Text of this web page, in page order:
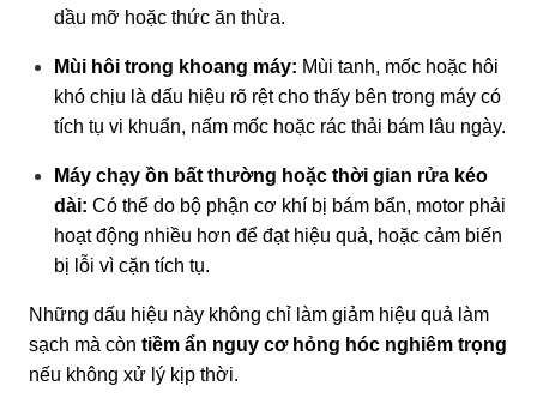
dầu mỡ hoặc thức ăn thừa.
Mùi hôi trong khoang máy: Mùi tanh, mốc hoặc hôi
khó chịu là dấu hiệu rõ rệt cho thấy bên trong máy có
tích tụ vi khuẩn, nấm mốc hoặc rác thải bám lâu ngày.
Máy chạy ồn bất thường hoặc thời gian rửa kéo
dài: Có thể do bộ phận cơ khí bị bám bẩn, motor phải
hoạt động nhiều hơn để đạt hiệu quả, hoặc cảm biến
bị lỗi vì cặn tích tụ.
Những dấu hiệu này không chỉ làm giảm hiệu quả làm
sạch mà còn tiềm ẩn nguy cơ hỏng hóc nghiêm trọng
nếu không xử lý kịp thời.